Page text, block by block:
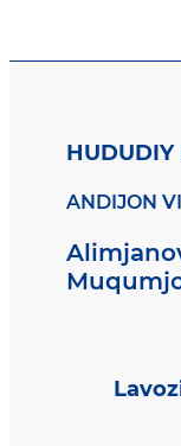
HUDUDIY
ANDIJON